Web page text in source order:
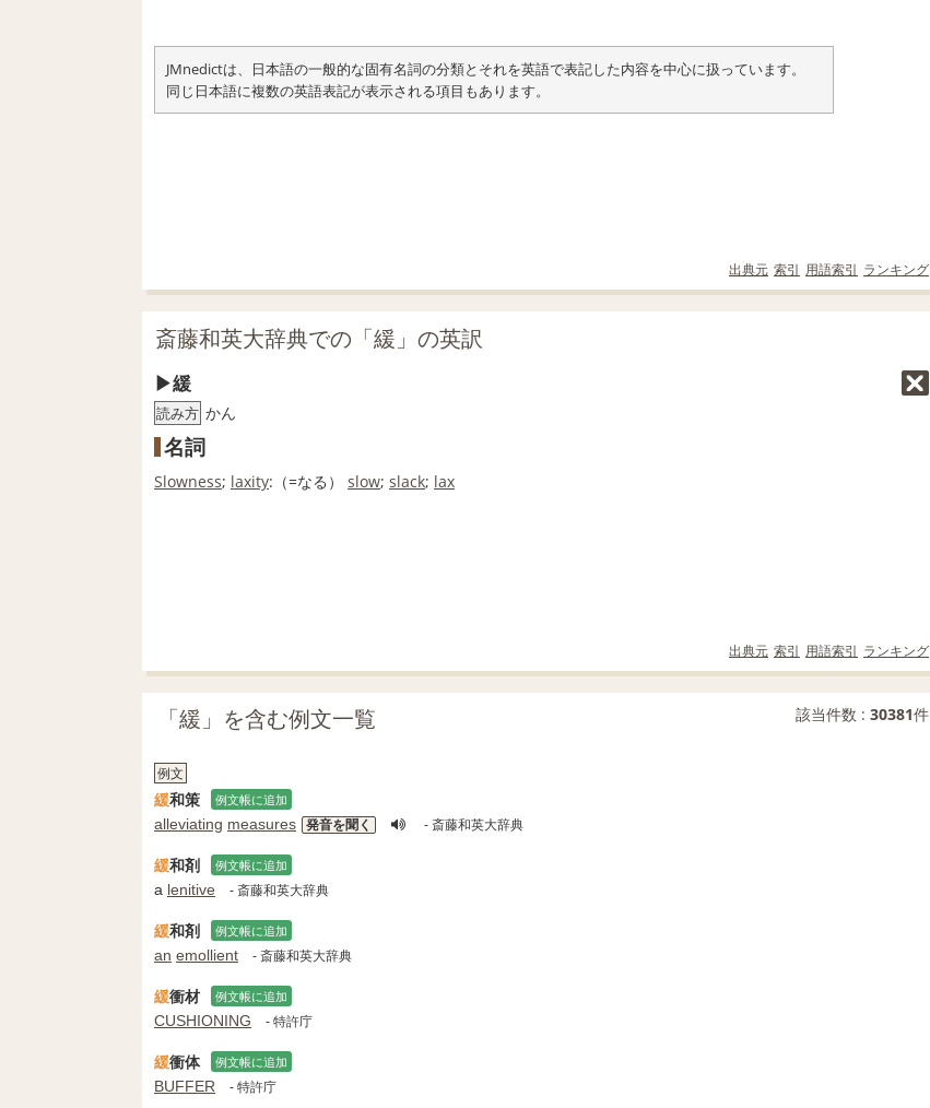
JMnedictは、日本語の一般的な固有名詞の分類とそれを英語で表記した内容を中心に扱っています。
同じ日本語に複数の英語表記が表示される項目もあります。
出典元 索引 用語索引 ランキング
斎藤和英大辞典での「緩」の英訳
緩
読み方 かん
名詞
Slowness; laxity:（=なる） slow; slack; lax
出典元 索引 用語索引 ランキング
「緩」を含む例文一覧 該当件数 : 30381件
例文
緩和策 例文帳に追加
alleviating measures 発音を聞く - 斎藤和英大辞典
緩和剤 例文帳に追加
a lenitive - 斎藤和英大辞典
緩和剤 例文帳に追加
an emollient - 斎藤和英大辞典
緩衝材 例文帳に追加
CUSHIONING - 特許庁
緩衝体 例文帳に追加
BUFFER - 特許庁